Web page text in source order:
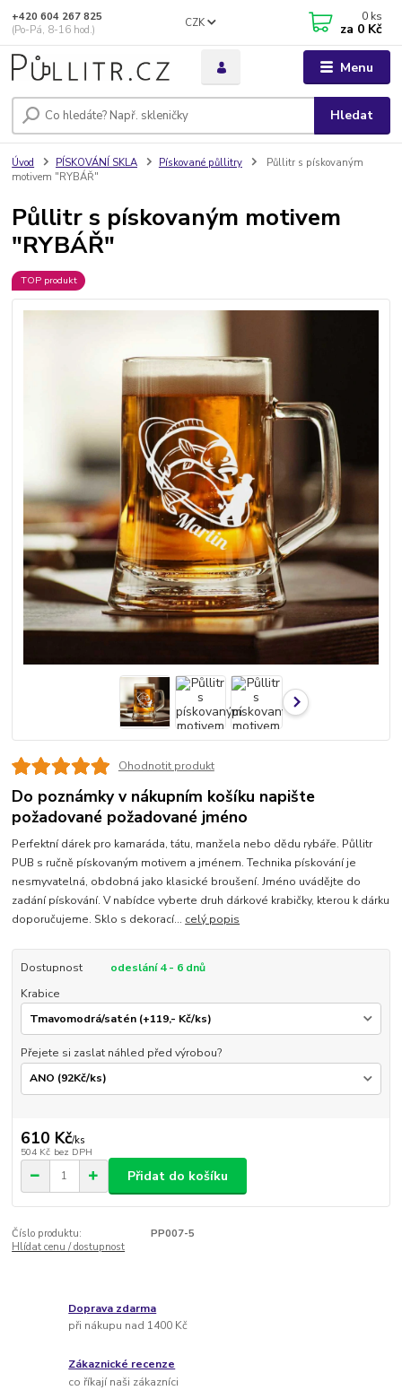
Menu
CZK
Hledat
+420 604 267 825
(Po-Pá, 8-16 hod.)
0 ks
za 0 Kč
Úvod PÍSKOVÁNÍ SKLA Pískované půllitry
Půllitr s pískovaným
motivem "RYBÁŘ"
Půllitr s pískovaným motivem
"RYBÁŘ"
TOP produkt
Ohodnotit produkt
Do poznámky v nákupním košíku napište
požadované požadované jméno
Perfektní dárek pro kamaráda, tátu, manžela nebo dědu rybáře. Půllitr
PUB s ručně pískovaným motivem a jménem. Technika pískování je
nesmyvatelná, obdobná jako klasické broušení. Jméno uvádějte do
zadání pískování. V nabídce vyberte druh dárkové krabičky, kterou k dárku
doporučujeme. Sklo s dekorací... celý popis
Dostupnost
odeslání 4 - 6 dnů
Krabice
Přejete si zaslat náhled před výrobou?
610 Kč/ks
504 Kč bez DPH
Přidat do košíku
Číslo produktu:
PP007-5
Hlídat cenu / dostupnost
Doprava zdarma
při nákupu nad 1400 Kč
Zákaznické recenze
co říkají naši zákazníci